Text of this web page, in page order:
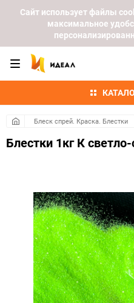
Cайт использует файлы
максимальное
Блеск спрей. Краска. Блестки
Блестки 1кг К